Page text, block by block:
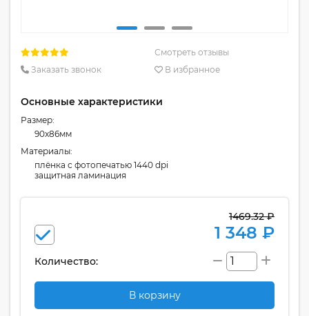
Смотреть отзывы
Заказать звонок
В избранное
Основные характеристики
Размер:
90x86мм
Материалы:
плёнка с фотопечатью 1440 dpi
защитная ламинация
1469.32 ₽
1 348 ₽
Количество:
В корзину